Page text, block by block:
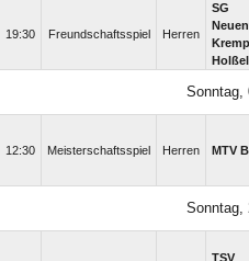
19:30 Freundschaftsspiel Herren
SG
Holßel
Sonntag,
12:30 Meisterschaftsspiel Herren MTV
Sonntag,
TSV